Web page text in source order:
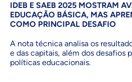
IDEB E SAEB 2025 MOSTRAM
EDUCAÇÃO BÁSICA, MAS
COMO PRINCIPAL DESAFIO
A nota técnica analisa os
e das capitais, além dos desafios
políticas educacionais.